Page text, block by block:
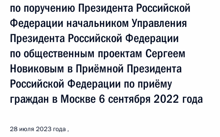
по поручению Президента Российской
Федерации начальником Управления
Президента Российской Федерации
по общественным проектам Сергеем
Новиковым в Приёмной Президента
Российской Федерации по приёму
граждан в Москве 6 сентября 2022 года
28 июля 2023 года